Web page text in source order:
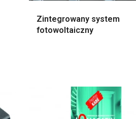
Zintegrowany system
fotowoltaiczny